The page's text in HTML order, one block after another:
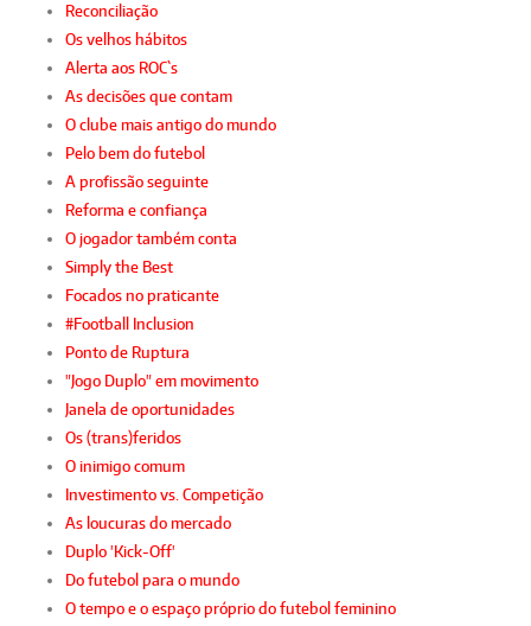
Reconciliação
Os velhos hábitos
Alerta aos ROC`s
As decisões que contam
O clube mais antigo do mundo
Pelo bem do futebol
A profissão seguinte
Reforma e confiança
O jogador também conta
Simply the Best
Focados no praticante
#Football Inclusion
Ponto de Ruptura
"Jogo Duplo" em movimento
Janela de oportunidades
Os (trans)feridos
O inimigo comum
Investimento vs. Competição
As loucuras do mercado
Duplo 'Kick-Off'
Do futebol para o mundo
O tempo e o espaço próprio do futebol feminino